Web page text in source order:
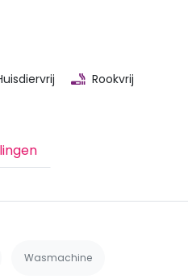
Rookvrij
Wasmachine